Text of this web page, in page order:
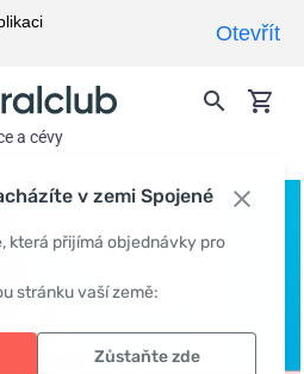
v zemi Spojené
která přijímá objednávky pro
stránku vaší země:
Zůstaňte zde
a cévy
Otevřít